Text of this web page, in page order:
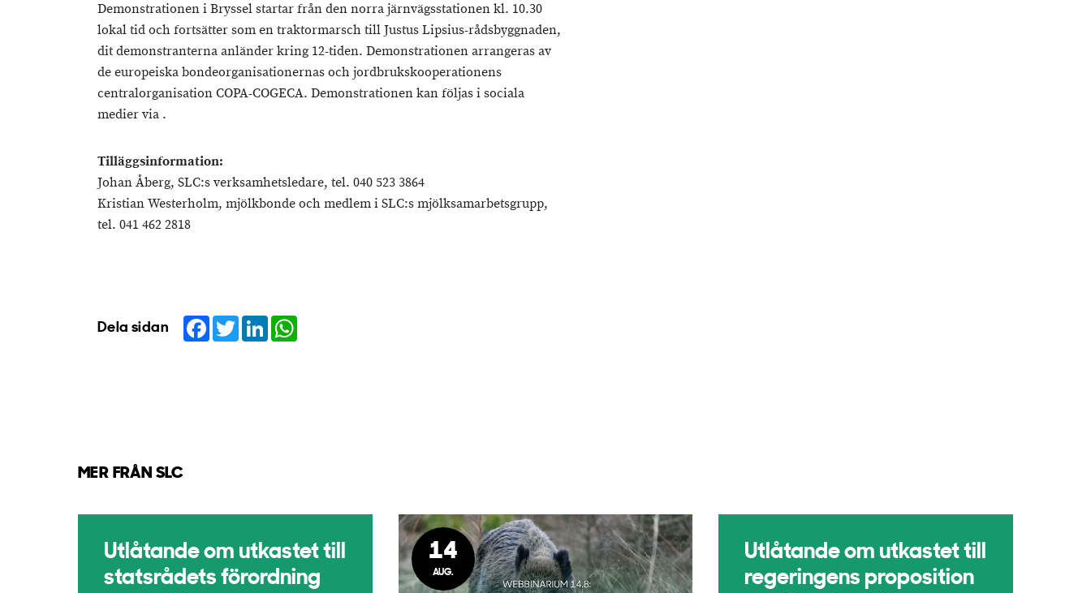
Demonstrationen i Bryssel startar från den norra järnvägsstationen kl. 10.30
lokal tid och fortsätter som en traktormarsch till Justus Lipsius-rådsbyggnaden,
dit demonstranterna anländer kring 12-tiden. Demonstrationen arrangeras av
de europeiska bondeorganisationernas och jordbrukskooperationens
centralorganisation COPA-COGECA. Demonstrationen kan följas i sociala
medier via .
Tilläggsinformation:
Johan Åberg, SLC:s verksamhetsledare, tel. 040 523 3864
Kristian Westerholm, mjölkbonde och medlem i SLC:s mjölksamarbetsgrupp,
tel. 041 462 2818
Dela sidan Facebook
TwitterLinkedIn
MER FRÅN SLC
Utlåtande om utkastet till
statsrådets förordning
14
AUG.
Utlåtande om utkastet till
regeringens proposition